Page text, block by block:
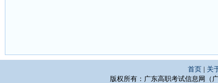
首页
关
版权所有：广东高职考试信息网（